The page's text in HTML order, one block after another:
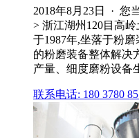
2018年8月23日 · 您
> 浙江湖州120目高
于1987年,坐落于粉
的粉磨装备整体解决
产量、细度磨粉设备
联系电话: 180 3780